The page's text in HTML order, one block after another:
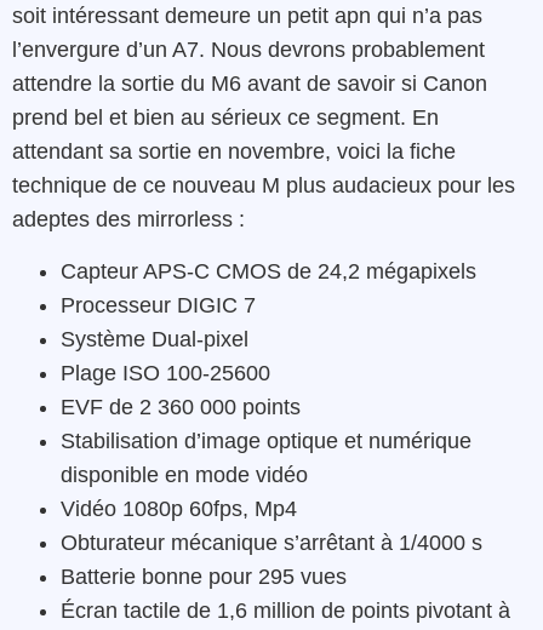
soit intéressant demeure un petit apn qui n’a pas
l’envergure d’un A7. Nous devrons probablement
attendre la sortie du M6 avant de savoir si Canon
prend bel et bien au sérieux ce segment. En
attendant sa sortie en novembre, voici la fiche
technique de ce nouveau M plus audacieux pour les
adeptes des mirrorless :
Capteur APS-C CMOS de 24,2 mégapixels
Processeur DIGIC 7
Système Dual-pixel
Plage ISO 100-25600
EVF de 2 360 000 points
Stabilisation d’image optique et numérique
disponible en mode vidéo
Vidéo 1080p 60fps, Mp4
Obturateur mécanique s’arrêtant à 1/4000 s
Batterie bonne pour 295 vues
Écran tactile de 1,6 million de points pivotant à